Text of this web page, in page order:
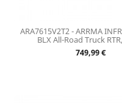
ARA7615V2T2 - ARRMA
BLX All-Road Truck
Prix
749,99 €